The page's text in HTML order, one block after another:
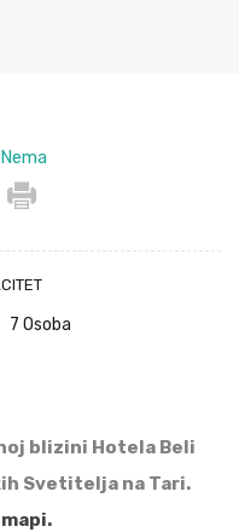
Nema
7 Osoba
blizini Hotela Beli
Svetitelja na Tari.